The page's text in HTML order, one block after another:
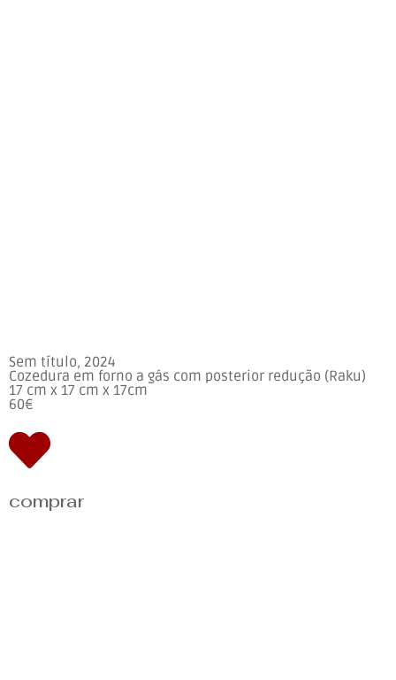
Sem título, 2024
Cozedura em forno a gás com posterior redução (Raku)
17 cm x 17 cm x 17cm
60€
comprar